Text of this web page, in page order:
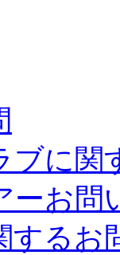
ブに関
ーお問
するお